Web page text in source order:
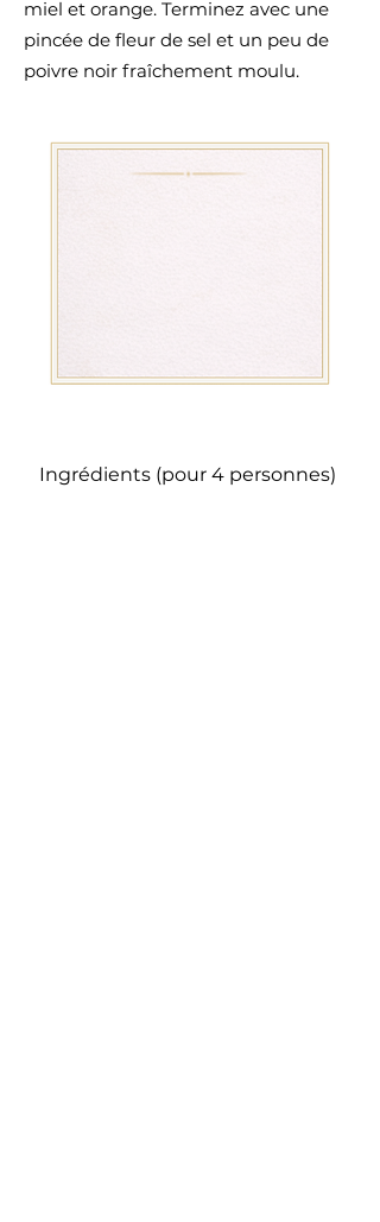
miel et orange. Terminez avec une
pincée de fleur de sel et un peu de
poivre noir fraîchement moulu.
Ingrédients (pour 4 personnes)